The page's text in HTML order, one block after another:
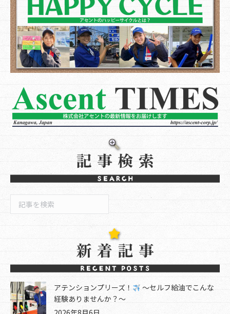
索
アテンションプリーズ！
～セルフ給油でこんな
経験ありませんか？～